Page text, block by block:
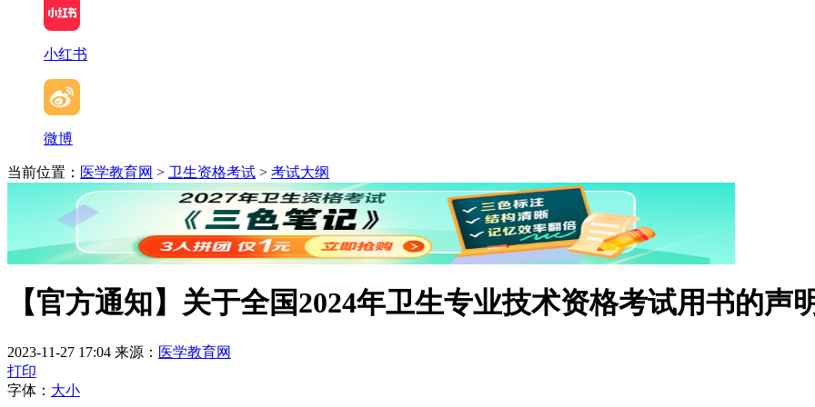
小红书
微博
当前位置： 医学教育网 > 卫生资格考试 > 考试大纲
【官方通知】关于全国2024年卫生专业技术资格考试用书的声
2023-11-27 17:04 来源： 医学教育网
打印
字体： 大小